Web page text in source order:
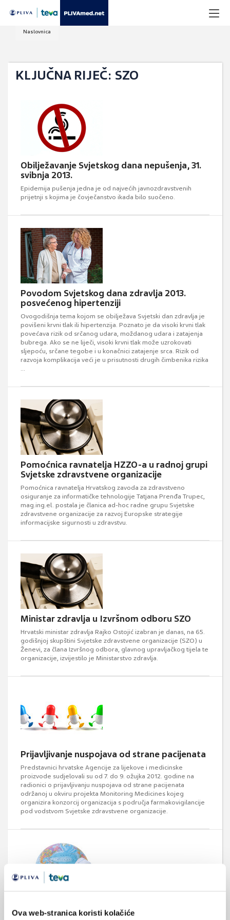
Ova web-stranica koristi kolačiće
Naslovnica
KLJUČNA RIJEČ: SZO
Obilježavanje Svjetskog dana nepušenja, 31.
svibnja 2013.
Epidemija pušenja jedna je od najvećih javnozdravstvenih
prijetnji s kojima je čovječanstvo ikada bilo suočeno.
Povodom Svjetskog dana zdravlja 2013.
posvećenog hipertenziji
Ovogodišnja tema kojom se obilježava Svjetski dan zdravlja je
povišeni krvni tlak ili hipertenzija. Poznato je da visoki krvni tlak
povećava rizik od srčanog udara, moždanog udara i zatajenja
bubrega. Ako se ne liječi, visoki krvni tlak može uzrokovati
sljepoću, srčane tegobe i u konačnici zatajenje srca. Rizik od
razvoja komplikacija veći je u prisutnosti drugih čimbenika rizika
...
Pomoćnica ravnatelja HZZO-a u radnoj grupi
Svjetske zdravstvene organizacije
Pomoćnica ravnatelja Hrvatskog zavoda za zdravstveno
osiguranje za informatičke tehnologije Tatjana Prenđa Trupec,
mag.ing.el. postala je članica ad-hoc radne grupu Svjetske
zdravstvene organizacije za razvoj Europske strategije
informacijske sigurnosti u zdravstvu.
Ministar zdravlja u Izvršnom odboru SZO
Hrvatski ministar zdravlja Rajko Ostojić izabran je danas, na 65.
godišnjoj skupštini Svjetske zdravstvene organizacije (SZO) u
Ženevi, za člana Izvršnog odbora, glavnog upravljačkog tijela te
organizacije, izvijestilo je Ministarstvo zdravlja.
Prijavljivanje nuspojava od strane pacijenata
Predstavnici hrvatske Agencije za lijekove i medicinske
proizvode sudjelovali su od 7. do 9. ožujka 2012. godine na
radionici o prijavljivanju nuspojava od strane pacijenata
održanoj u okviru projekta Monitoring Medicines kojeg
organizira konzorcij organizacija s područja farmakovigilancije
pod vodstvom Svjetske zdravstvene organizacije.
Epidemiološko praćenje influence